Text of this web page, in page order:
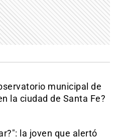
municipal de
la ciudad de Santa Fe?
la joven que alertó